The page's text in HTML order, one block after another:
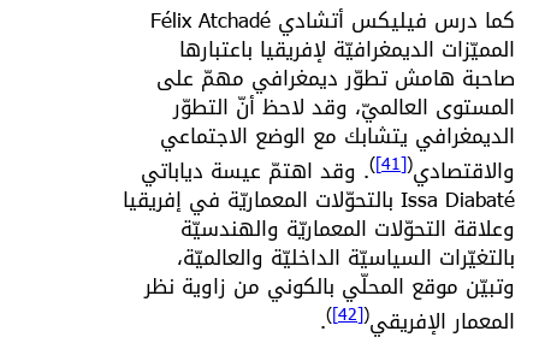
كما درس فيليكس أتشادي Félix Atchadé
المميّزات الديمغرافيّة لإفريقيا باعتبارها
صاحبة هامش تطوّر ديمغرافي مهمّ على
المستوى العالميّ، وقد لاحظ أنّ التطوّر
الديمغرافي يتشابك مع الوضع الاجتماعي
والاقتصادي(
[41]
). وقد اهتمّ عيسة دياباتي
Issa Diabaté بالتحوّلات المعماريّة في إفريقيا
وعلاقة التحوّلات المعماريّة والهندسيّة
بالتغيّرات السياسيّة الداخليّة والعالميّة،
وتبيّن موقع المحلّي بالكوني من زاوية نظر
المعمار الإفريقي(
[42]
)
.